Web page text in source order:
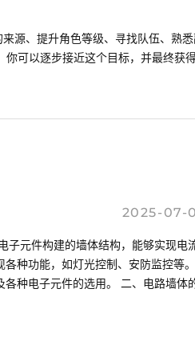
源、提升角色等级、寻找队伍、熟
可以逐步接近这个目标，并最终获得
2025-07-
子元件构建的墙体结构，能够实现电
种功能，如灯光控制、安防监控等
种电子元件的选用。 二、电路墙体